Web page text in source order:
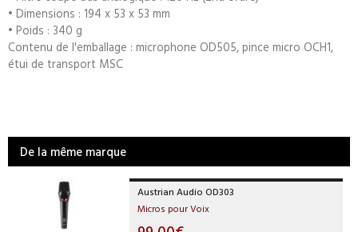
• Dimensions : 194 x 53 x 53 mm
• Poids : 340 g
Contenu de l'emballage : microphone OD505, pince micro OCH1,
étui de transport MSC
De la même marque
Austrian Audio OD303
Micros pour Voix